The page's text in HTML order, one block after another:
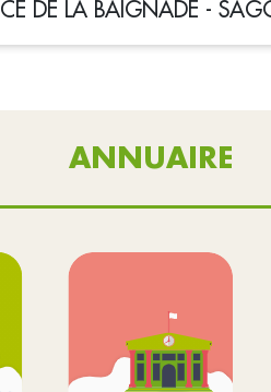
DE LA BAIGNADE -
ANNUAIRE